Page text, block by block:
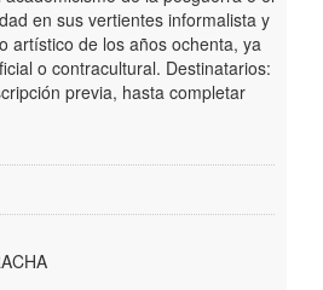
en sus vertientes informalista y
artístico de los años ochenta, ya
o contracultural. Destinatarios:
previa, hasta completar